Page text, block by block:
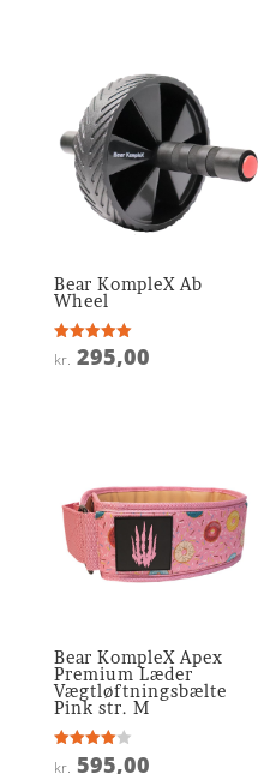
Bear KompleX Ab
Wheel
Vurderet
5
kr. 295,00
Bear KompleX Apex
Premium Læder
Vægtløftningsbælte
Pink str. M
Vurderet
kr. 595,00